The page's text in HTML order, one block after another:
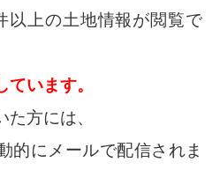
以上の土地情報が閲覧で
います。
方には、
的にメールで配信されま